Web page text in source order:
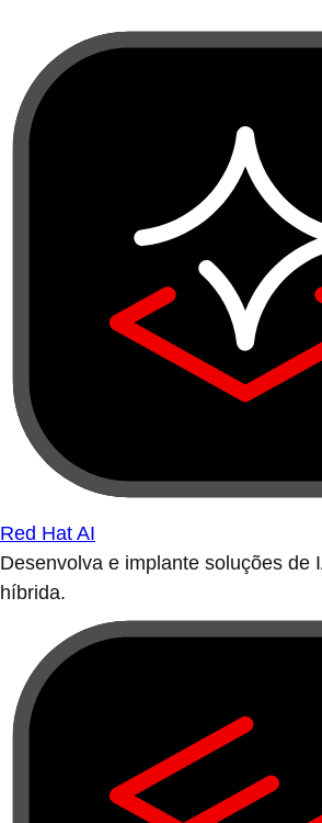
Red Hat AI
Desenvolva e implante soluções de
híbrida.